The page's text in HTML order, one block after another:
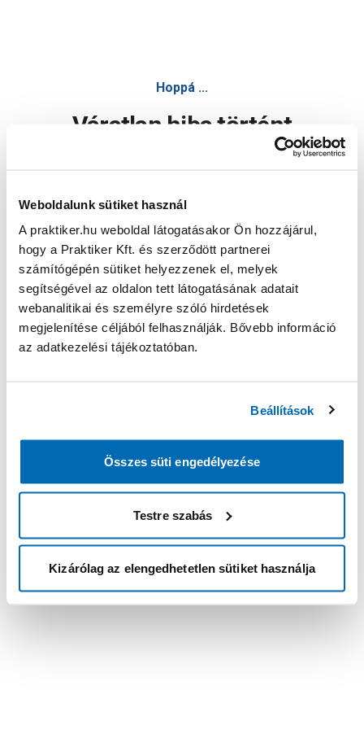
Weboldalunk sütiket használ
A praktiker.hu weboldal látogatásakor Ön hozzájárul,
hogy a Praktiker Kft. és szerződött partnerei
számítógépén sütiket helyezzenek el, melyek
segítségével az oldalon tett látogatásának adatait
webanalitikai és személyre szóló hirdetések
megjelenítése céljából felhasználják. Bővebb információ
az adatkezelési tájékoztatóban.
Beállítások
Összes süti engedélyezése
Testre szabás
Kizárólag az elengedhetetlen sütiket használja
Hoppá ...
Váratlan hiba történt
Oldal újratöltése